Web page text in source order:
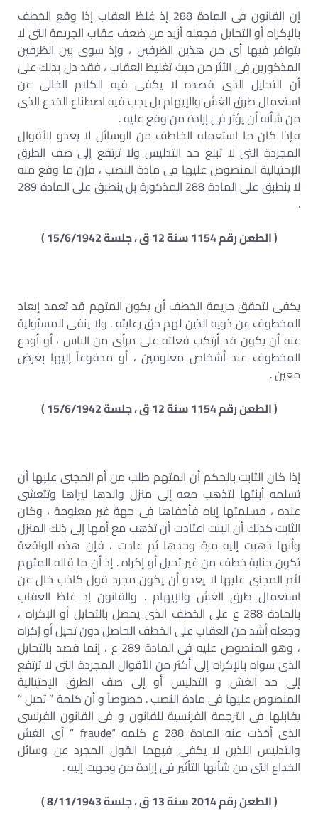
إن القانون فى المادة 288 إذ غلظ العقاب إذا وقع الخطف
بالإكراه أو التحايل فجعله أزيد من ضعف عقاب الجريمة التى لا
يتوافر فيها أى من هذين الظرفين ، وإذ سوى بين الظرفين
المذكورين فى الأثر من حيث تغليظ العقاب ، فقد دل بذلك على
أن التحايل الذى قصده لا يكفى فيه الكلام الخالى عن
استعمال طرق الغش والإيهام بل يجب فيه اصطناع الخدع الذى
من شأنه أن يؤثر فى إرادة من وقع عليه .
فإذا كان ما استعمله الخاطف من الوسائل لا يعدو الأقوال
المجردة التى لا تبلغ حد التدليس ولا ترتفع إلى صف الطرق
الإحتيالية المنصوص عليها فى مادة النصب ، فإن ما وقع منه
لا ينطبق على المادة 288 المذكورة بل ينطبق على المادة 289
.
( الطعن رقم 1154 سنة 12 ق ، جلسة 15/6/1942 )
يكفى لتحقق جريمة الخطف أن يكون المتهم قد تعمد إبعاد
المخطوف عن ذويه الذين لهم حق رعايته . ولا ينفى المسئولية
عنه أن يكون قد أرتكب فعلته على مرأى من الناس ، أو أودع
المخطوف عند أشخاص معلومين ، أو مدفوعاً إليها بغرض
معين .
( الطعن رقم 1154 سنة 12 ق ، جلسة 15/6/1942 )
إذا كان الثابت بالحكم أن المتهم طلب من أم المجنى عليها أن
تسلمه أبنتها لتذهب معه إلى منزل والدها ليراها وتتعشى
عنده ، فسلمتها إياه فأخفاها فى جهة غير معلومة ، وكان
الثابت كذلك أن البنت اعتادت أن تذهب مع أمها إلى ذلك المنزل
وأنها ذهبت إليه مرة وحدها ثم عادت ، فإن هذه الواقعة
تكون جناية خطف من غير تحيل أو إكراه . إذ أن ما قاله المتهم
لأم المجنى عليها لا يعدو أن يكون مجرد قول كاذب خال عن
استعمال طرق الغش والإيهام . والقانون إذ غلظ العقاب
بالمادة 288 ع على الخطف الذى يحصل بالتحايل أو الإكراه ،
وجعله أشد من العقاب على الخطف الحاصل دون تحيل أو إكراه
، وهو المنصوص عليه فى المادة 289 ع ، إنما قصد بالتحايل
الذى سواه بالإكراه إلى أكثر من الأقوال المجردة التى لا ترتفع
إلى حد الغش و التدليس أو إلى صف الطرق الإحتيالية
المنصوص عليها فى مادة النصب . خصوصاً و أن كلمة ” تحيل ”
يقابلها فى الترجمة الفرنسية للقانون و فى القانون الفرنسى
الذى أخذت عنه المادة 288 ع كلمه “fraude ” أى الغش
والتدليس اللذين لا يكفى فيهما القول المجرد عن وسائل
الخداع التى من شأنها التأثير فى إرادة من وجهت إليه .
( الطعن رقم 2014 سنة 13 ق ، جلسة 8/11/1943 )